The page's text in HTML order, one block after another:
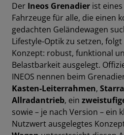
Der Ineos Grenadier ist
Fahrzeuge für alle, die einen
gedachten Geländewagen
Lifestyle-Optik zu setzen,
Konzept: robust, funktional
Belastbarkeit ausgelegt.
INEOS nennen beim
Kasten-Leiterrahmen,
Allradantrieb, ein
sowie – je nach Version – ein
Nutzwert ausgelegtes